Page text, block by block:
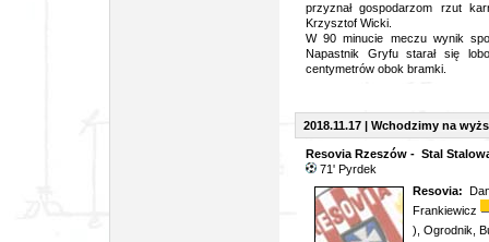
przyznał gospodarzom rzut
Krzysztof Wicki.
W 90 minucie meczu wynik
Napastnik Gryfu starał się
centymetrów obok bramki.
2018.11.17 | Wchodzimy na
Resovia Rzeszów - Stal
71' Pyrdek
Resovia:
Frankiewicz
), Ogrodnik,